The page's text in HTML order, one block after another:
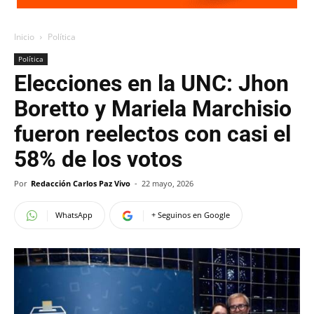
Inicio Política
Política
Elecciones en la UNC: Jhon
Boretto y Mariela Marchisio
fueron reelectos con casi el
58% de los votos
Por Redacción Carlos Paz Vivo - 22 mayo, 2026
WhatsApp + Seguinos en Google